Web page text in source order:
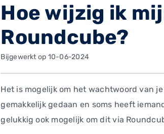
Hoe wijzig ik
Roundcube?
Bijgewerkt op 10-06-2024
Het is mogelijk om het wachtwoord van
gemakkelijk gedaan en soms heeft
gelukkig ook mogelijk om dit via